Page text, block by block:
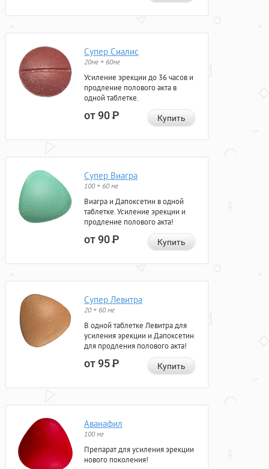
Супер Сиалис
20мг + 60мг
Усиление эрекции до 36 часов и
продление полового акта в
одной таблетке.
от 90Р Купить
Супер Виагра
100 + 60 мг
Виагра и Дапоксетин в одной
таблетке. Усиление эрекции и
продление полового акта!
от 90Р Купить
Супер Левитра
20 + 60 мг
В одной таблетке Левитра для
усиления эрекции и Дапоксетин
для продления полового акта!
от 95Р Купить
Аванафил
100 мг
Препарат для усиления эрекции
нового поколения!